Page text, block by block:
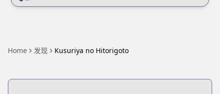
Home 发现 Kusuriya no Hitorigoto